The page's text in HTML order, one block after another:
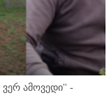
ამოვედი'' -